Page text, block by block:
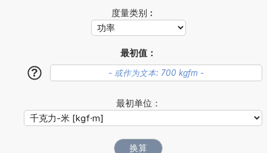
度量类别︰
最初值：
?
最初单位：